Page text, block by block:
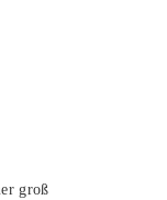
groß